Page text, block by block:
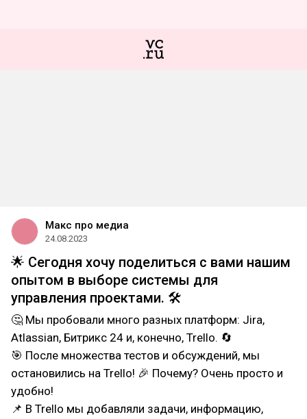
Макс про медиа
24.08.2023
🌟 Сегодня хочу поделиться с вами нашим
опытом в выборе системы для
управления проектами. 🛠
🤔 Мы пробовали много разных платформ: Jira,
Atlassian, Битрикс 24 и, конечно, Trello. 🔄
🎯 После множества тестов и обсуждений, мы
остановились на Trello! 🎉 Почему? Очень просто и
удобно!
📌 В Trello мы добавляли задачи, информацию,